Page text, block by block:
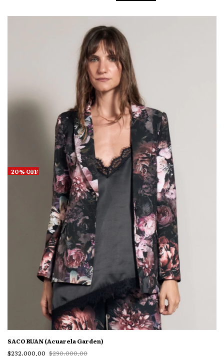
-20% OFF
SACO RUAN (Acuarela Garden)
$232.000,00 $290.000,00